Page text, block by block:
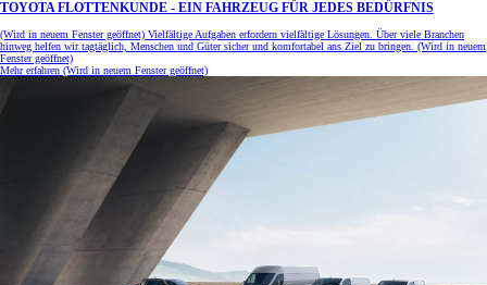
TOYOTA FLOTTENKUNDE - EIN FAHRZEUG FÜR JEDES BEDÜRFNIS
(Wird in neuem Fenster geöffnet) Vielfältige Aufgaben erfordern vielfältige Lösungen. Über viele Branchen
hinweg helfen wir tagtäglich, Menschen und Güter sicher und komfortabel ans Ziel zu bringen. (Wird in neuem
Fenster geöffnet)
Mehr erfahren (Wird in neuem Fenster geöffnet)